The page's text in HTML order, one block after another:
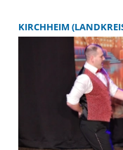
KIRCHHEIM